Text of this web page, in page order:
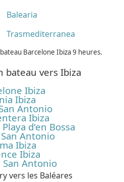
Balearia
Trasmediterranea
Barcelone Ibiza 9 heures.
bateau vers Ibiza
Ibiza
Ibiza
Antonio
Ibiza
d'en Bossa
Antonio
Ibiza
Ibiza
San Antonio
vers les Baléares